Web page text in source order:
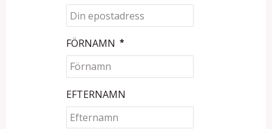
FÖRNAMN *
EFTERNAMN